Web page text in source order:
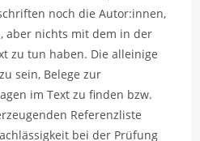
noch die Autor:innen,
aber nichts mit dem in der
zu tun haben. Die alleinige
sein, Belege zur
im Text zu finden bzw.
Referenzliste
bei der Prüfung